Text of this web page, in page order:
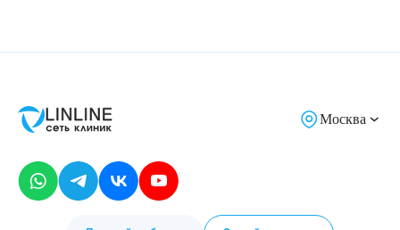
Москва